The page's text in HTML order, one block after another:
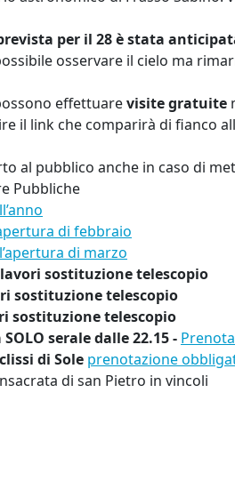
per il 28 è stata
osservare il cielo ma
effettuarevisite gratuite
il link che comparirà di fianco
al pubblico anche in caso di
Pubbliche
di febbraio
di marzo
sostituzione telescopio
sostituzione telescopio
sostituzione telescopio
serale dalle 22.15 -
di Sole prenotazione
di san Pietro in vincoli